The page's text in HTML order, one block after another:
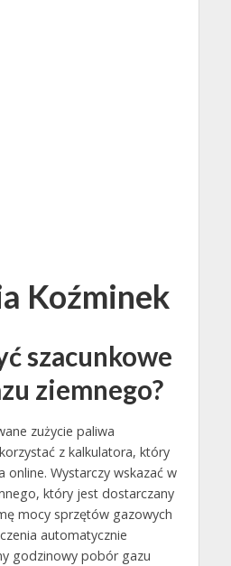
Koźminek
szacunkowe
ziemnego?
zużycie paliwa
z kalkulatora, który
online. Wystarczy wskazać w
który jest dostarczany
mocy sprzętów gazowych
automatycznie
godzinowy pobór gazu